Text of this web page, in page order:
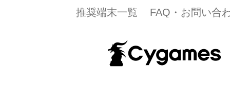
推奨端末一覧
FAQ・お問い合